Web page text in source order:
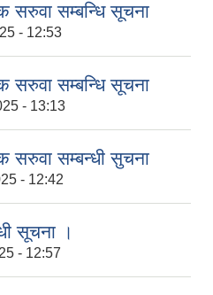
सरुवा सम्बन्धि सूचना
- 12:53
सरुवा सम्बन्धि सूचना
- 13:13
सरुवा सम्बन्धी सुचना
- 12:42
सूचना ।
- 12:57